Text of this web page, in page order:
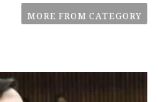
MORE FROM CATEGORY